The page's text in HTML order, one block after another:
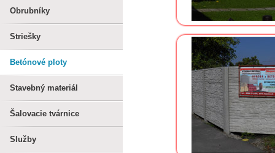
Obrubníky
Striešky
Betónové ploty
Stavebný materiál
Šalovacie tvárnice
Služby